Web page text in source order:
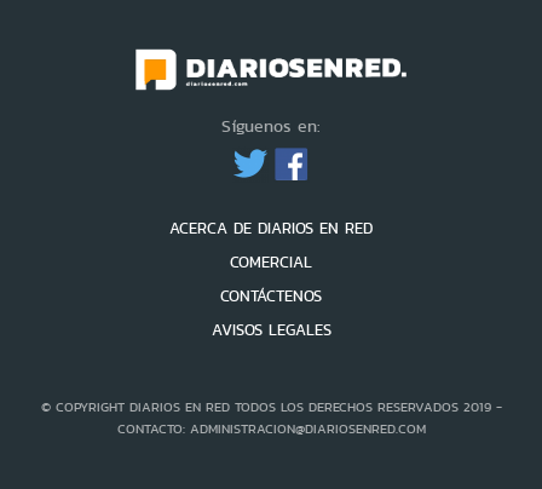
Síguenos en:
ACERCA DE DIARIOS EN RED
COMERCIAL
CONTÁCTENOS
AVISOS LEGALES
© COPYRIGHT DIARIOS EN RED TODOS LOS DERECHOS RESERVADOS 2019 -
CONTACTO: ADMINISTRACION@DIARIOSENRED.COM